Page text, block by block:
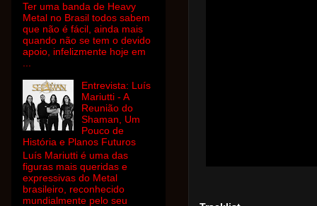
Ter uma banda de Heavy
Metal no Brasil todos sabem
que não é fácil, ainda mais
quando não se tem o devido
apoio, infelizmente hoje em
Entrevista: Luís
Mariutti - A
Reunião do
Shaman, Um
Pouco de
História e Planos Futuros
Luís Mariutti é uma das
figuras mais queridas e
expressivas do Metal
brasileiro, reconhecido
mundialmente pelo seu